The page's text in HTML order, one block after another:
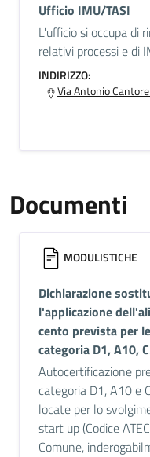
Ufficio IMU/TASI
L'ufficio si occupa di
relativi processi e di
INDIRIZZO:
Via Antonio
Documenti
MODULISTICHE
Dichiarazione
l'applicazione
cento prevista per
categoria D1, A10,
Autocertificazione
categoria D1, A10 e
locate per lo
start up (Codice
Comune,